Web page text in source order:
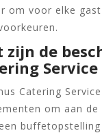
om voor elke
zijn de
Catering
om aan